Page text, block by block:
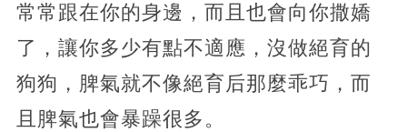
常常跟在你的身邊，而且也會向你撒嬌
了，讓你多少有點不適應，沒做絕育的
狗狗，脾氣就不像絕育后那麼乖巧，而
且脾氣也會暴躁很多。